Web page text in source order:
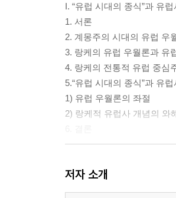
I. “유럽 시대의 종식”과 유
1. 서론
2. 계몽주의 시대의 유럽 우
3. 랑케의 유럽 우월론과 유
4. 랑케의 전통적 유럽 중심
5.“유럽 시대의 종식”과 유
1) 유럽 우월론의 좌절
2) 랑케적 유럽사 개념의 와
1. 서론
2. 18세기의 유럽 국가 체제
저자 소개